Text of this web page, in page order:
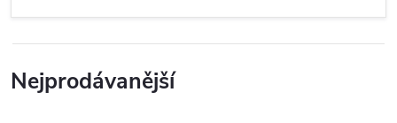
Nejprodávanější